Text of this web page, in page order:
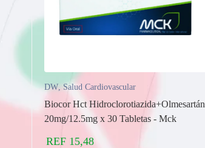
DW,Salud Cardiovascular
Biocor Hct Hidroclorotiazida+Olmesartán
20mg/12.5mg x 30 Tabletas - Mck
REF 15,48